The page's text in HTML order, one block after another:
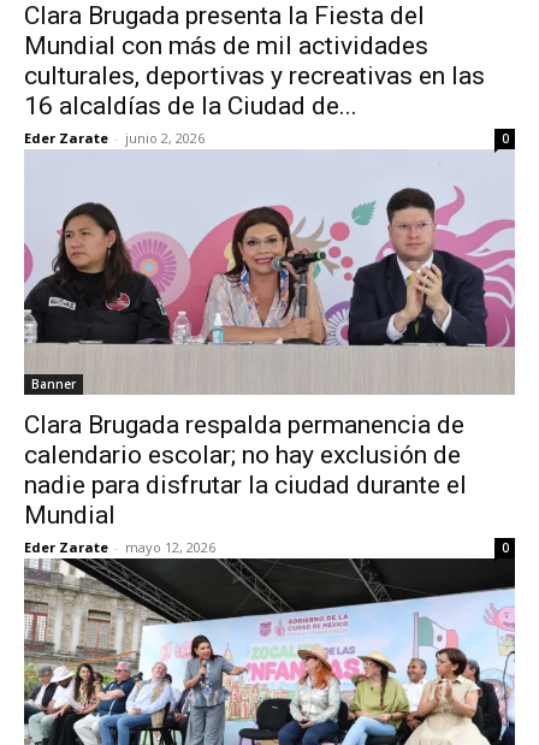
Clara Brugada presenta la Fiesta del
Mundial con más de mil actividades
culturales, deportivas y recreativas en las
16 alcaldías de la Ciudad de...
Eder Zarate - junio 2, 2026 0
Banner
Clara Brugada respalda permanencia de
calendario escolar; no hay exclusión de
nadie para disfrutar la ciudad durante el
Mundial
Eder Zarate - mayo 12, 2026 0